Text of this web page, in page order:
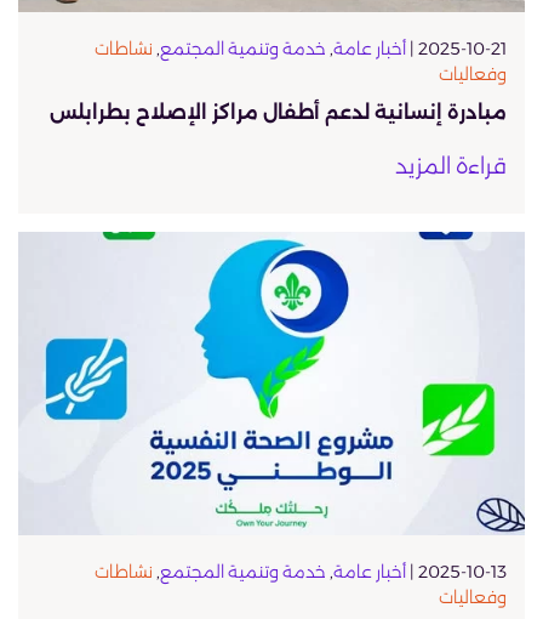
2025-10-21 | أخبار عامة, خدمة وتنمية المجتمع, نشاطات
وفعاليات
مبادرة إنسانية لدعم أطفال مراكز الإصلاح بطرابلس
قراءة المزيد
2025-10-13 | أخبار عامة, خدمة وتنمية المجتمع, نشاطات
وفعاليات